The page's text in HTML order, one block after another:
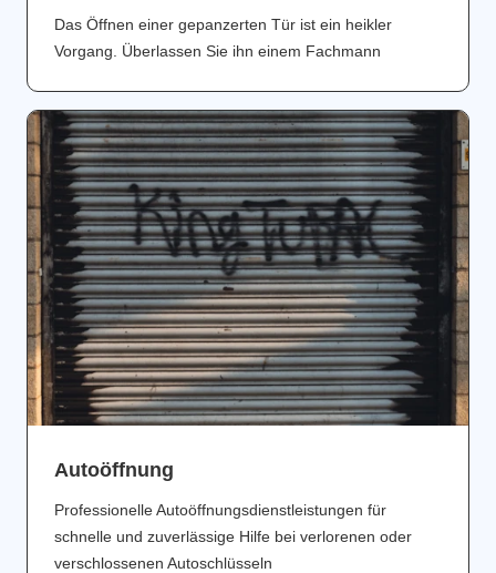
Das Öffnen einer gepanzerten Tür ist ein heikler
Vorgang. Überlassen Sie ihn einem Fachmann
Аutoöffnung
Professionelle Autoöffnungsdienstleistungen für
schnelle und zuverlässige Hilfe bei verlorenen oder
verschlossenen Autoschlüsseln